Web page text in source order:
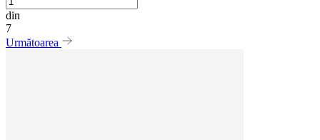
din
7
Următoarea